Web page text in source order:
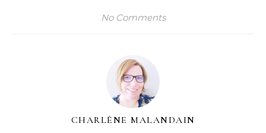
No Comments
CHARLÈNE MALANDAIN